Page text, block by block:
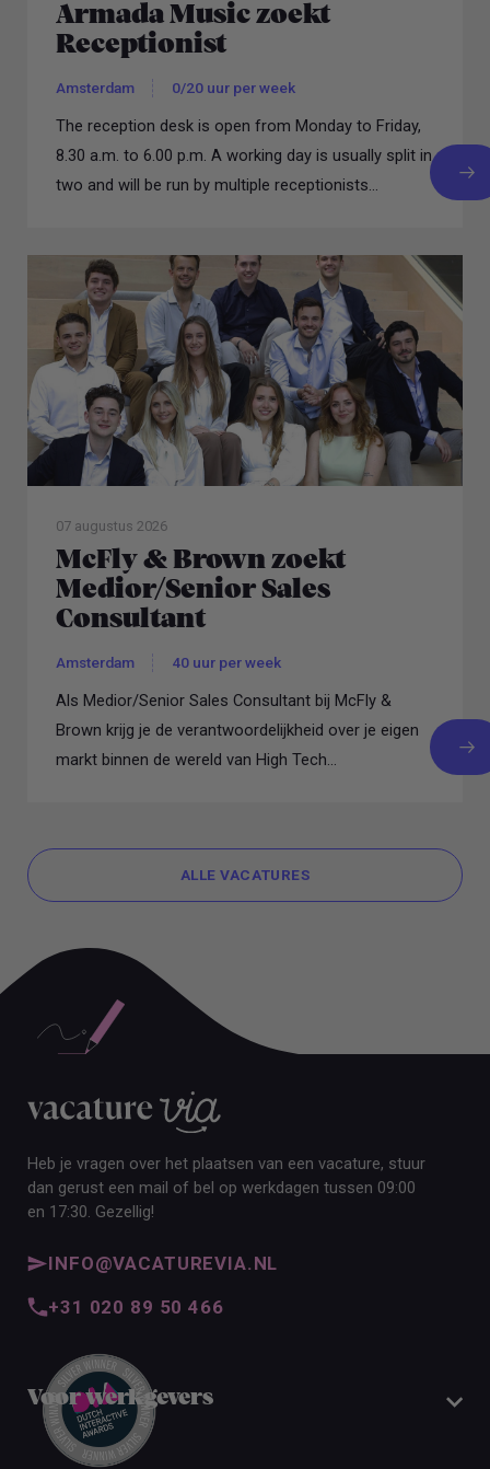
Armada Music zoekt
Receptionist
Amsterdam 0/20 uur per week
The reception desk is open from Monday to Friday,
8.30 a.m. to 6.00 p.m. A working day is usually split in
two and will be run by multiple receptionists...
07 augustus 2026
McFly & Brown zoekt
Medior/Senior Sales
Consultant
Amsterdam 40 uur per week
Als Medior/Senior Sales Consultant bij McFly &
Brown krijg je de verantwoordelijkheid over je eigen
markt binnen de wereld van High Tech...
ALLE VACATURES
Heb je vragen over het plaatsen van een vacature, stuur
dan gerust een mail of bel op werkdagen tussen 09:00
en 17:30. Gezellig!
INFO@VACATUREVIA.NL
+31 020 89 50 466
Voor werkgevers